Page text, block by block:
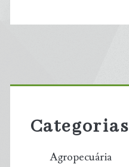
Primary
Sidebar
Categorias
Agropecuária